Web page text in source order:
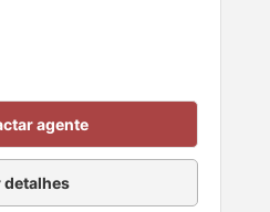
agente
detalhes